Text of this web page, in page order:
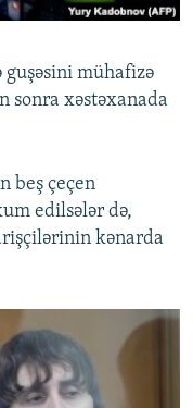
guşəsini mühafizə
sonra xəstəxanada
beş çeçen
edilsələr də,
kənarda